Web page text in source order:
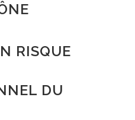
RISQUE
DU